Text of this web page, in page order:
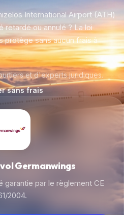
International Airport (ATH)
retardé ou annulé ? La loi
protège sans aucun frais à
et d'experts juridiques.
sans frais
Germanwings
garantie par le règlement CE
2004.